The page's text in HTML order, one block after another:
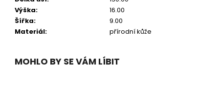
Výška:
16.00
Šířka:
9.00
Materiál: přírodní kůže
MOHLO BY SE VÁM LÍBIT